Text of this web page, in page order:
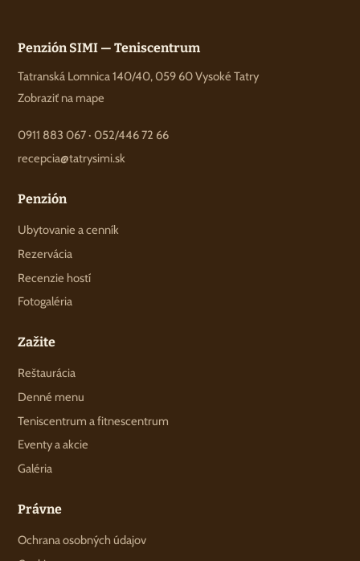
Penzión SIMI — Teniscentrum
Tatranská Lomnica 140/40, 059 60 Vysoké Tatry
Zobraziť na mape
0911 883 067 ·052/446 72 66
recepcia@tatrysimi.sk
Penzión
Ubytovanie a cenník
Rezervácia
Recenzie hostí
Fotogaléria
Zažite
Reštaurácia
Denné menu
Teniscentrum a fitnescentrum
Eventy a akcie
Galéria
Právne
Ochrana osobných údajov